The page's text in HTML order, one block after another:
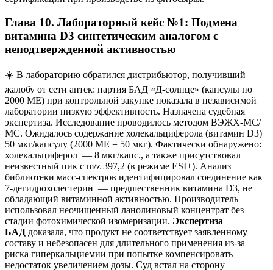
Глава 10. Лабораторный кейс №1: Подмена
витамина D3 синтетическим аналогом с
неподтвержденной активностью
☀️ В лабораторию обратился дистрибьютор, получивший
жалобу от сети аптек: партия БАД «Д-солнце» (капсулы по
2000 МЕ) при контрольной закупке показала в независимой
лаборатории низкую эффективность. Назначена судебная
экспертиза. Исследование проводилось методом ВЭЖХ-МС/
МС. Ожидалось содержание холекальциферола (витамин D3)
50 мкг/капсулу (2000 МЕ = 50 мкг). Фактически обнаружено:
холекальциферол — 8 мкг/капс., а также присутствовал
неизвестный пик с m/z 397,2 (в режиме ESI+). Анализ
библиотеки масс-спектров идентифицировал соединение как
7-дегидрохолестерин — предшественник витамина D3, не
обладающий витаминной активностью. Производитель
использовал неочищенный ланолиновый концентрат без
стадии фотохимической изомеризации. Экспертиза
БАД доказала, что продукт не соответствует заявленному
составу и небезопасен для длительного применения из-за
риска гиперкальциемии при попытке компенсировать
недостаток увеличением дозы. Суд встал на сторону